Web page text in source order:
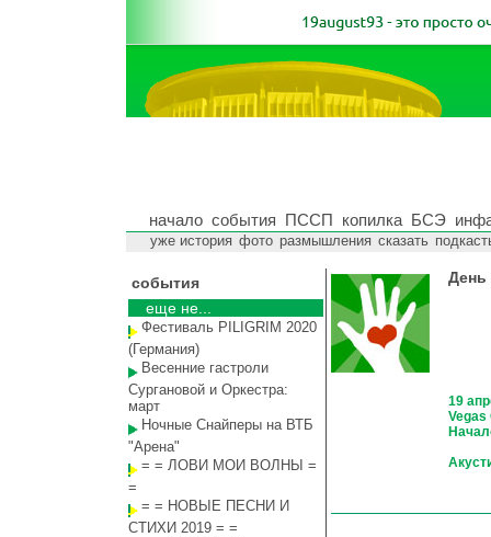
начало события ПССП копилка БСЭ
уже история фото размышления сказать
события
еще не...
Фестиваль PILIGRIM 2020
(Германия)
Весенние гастроли
Сургановой и Оркестра:
март
Ночные Снайперы на ВТБ
"Арена"
= = ЛОВИ МОИ ВОЛНЫ =
=
= = НОВЫЕ ПЕСНИ И
СТИХИ 2019 = =
День
19
Vegas